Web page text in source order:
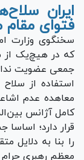
ایران
فتوای
سخنگوی وزارت
که در هیچ‌یک از
جمعی عضویت
استفاده از
معاهده عدم
کامل آژانس
قرار دارد؛
را بنا به دلایل
معظم رهبری حرام